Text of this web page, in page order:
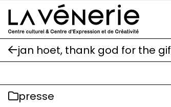
Aller au contenu principal
jan hoet, thank god for the
presse